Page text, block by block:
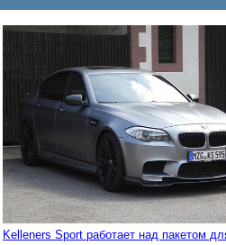
Kelleners Sport работает над пакетом